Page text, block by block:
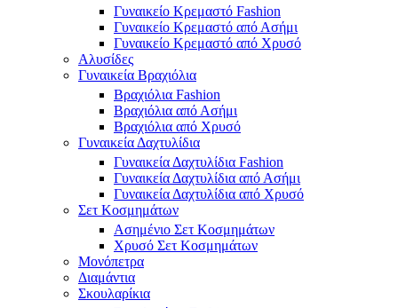
Γυναικείο Κρεμαστό Fashion
Γυναικείο Κρεμαστό από Ασήμι
Γυναικείο Κρεμαστό από Χρυσό
Αλυσίδες
Γυναικεία Βραχιόλια
Βραχιόλια Fashion
Βραχιόλια από Ασήμι
Βραχιόλια από Χρυσό
Γυναικεία Δαχτυλίδια
Γυναικεία Δαχτυλίδια Fashion
Γυναικεία Δαχτυλίδια από Ασήμι
Γυναικεία Δαχτυλίδια από Χρυσό
Σετ Κοσμημάτων
Ασημένιο Σετ Κοσμημάτων
Χρυσό Σετ Κοσμημάτων
Μονόπετρα
Διαμάντια
Σκουλαρίκια